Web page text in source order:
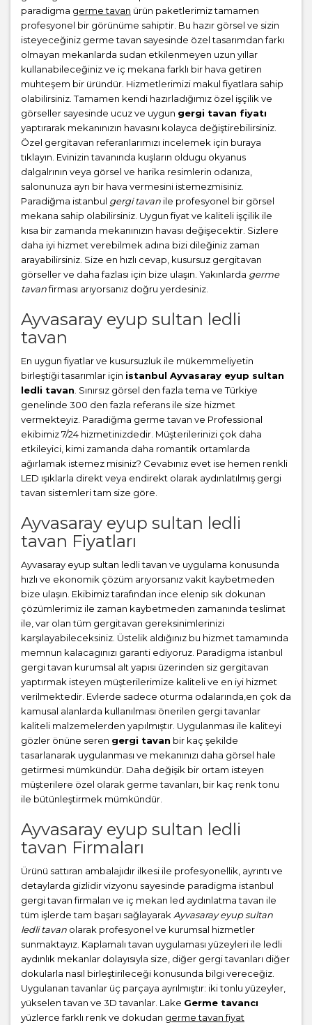
paradigma germe tavan ürün paketlerimiz tamamen
profesyonel bir görünüme sahiptir. Bu hazır görsel ve sizin
isteyeceğiniz germe tavan sayesinde özel tasarımdan farkı
olmayan mekanlarda sudan etkilenmeyen uzun yıllar
kullanabileceğiniz ve iç mekana farklı bir hava getiren
muhteşem bir üründür. Hizmetlerimizi makul fiyatlara sahip
olabilirsiniz. Tamamen kendi hazırladığımız özel işçilik ve
görseller sayesinde ucuz ve uygun gergi tavan fiyatı
yaptırarak mekanınızın havasını kolayca değiştirebilirsiniz.
Özel gergitavan referanlarımızı incelemek için buraya
tıklayın. Evinizin tavanında kuşların oldugu okyanus
dalgalrının veya görsel ve harika resimlerin odanıza,
salonunuza ayrı bir hava vermesini istemezmisiniz.
Paradiğma istanbul gergi tavan ile profesyonel bir görsel
mekana sahip olabilirsiniz. Uygun fiyat ve kaliteli işçilik ile
kısa bir zamanda mekanınızın havası değişecektir. Sizlere
daha iyi hizmet verebilmek adına bizi dileğiniz zaman
arayabilirsiniz. Size en hızlı cevap, kusursuz gergitavan
görseller ve daha fazlası için bize ulaşın. Yakınlarda germe
tavanfirması arıyorsanız doğru yerdesiniz.
Ayvasaray eyup sultan ledli
tavan
En uygun fiyatlar ve kusursuzluk ile mükemmeliyetin
birleştiği tasarımlar için istanbul Ayvasaray eyup sultan
ledli tavan . Sınırsız görsel den fazla tema ve Türkiye
genelinde 300 den fazla referans ile size hizmet
vermekteyiz. Paradiğma germe tavan ve Professional
ekibimiz 7/24 hizmetinizdedir. Müşterilerinizi çok daha
etkileyici, kimi zamanda daha romantik ortamlarda
ağırlamak istemez misiniz? Cevabınız evet ise hemen renkli
LED ışıklarla direkt veya endirekt olarak aydınlatılmış gergi
tavan sistemleri tam size göre.
Ayvasaray eyup sultan ledli
tavan Fiyatları
Ayvasaray eyup sultan ledli tavan ve uygulama konusunda
hızlı ve ekonomik çözüm arıyorsanız vakit kaybetmeden
bize ulaşın. Ekibimiz tarafından ince elenip sık dokunan
çözümlerimiz ile zaman kaybetmeden zamanında teslimat
ile, var olan tüm gergitavan gereksinimlerinizi
karşılayabileceksiniz. Üstelik aldığınız bu hizmet tamamında
memnun kalacagınızı garanti ediyoruz. Paradigma istanbul
gergi tavan kurumsal alt yapısı üzerinden siz gergitavan
yaptırmak isteyen müşterilerimize kaliteli ve en iyi hizmet
verilmektedir. Evlerde sadece oturma odalarında,en çok da
kamusal alanlarda kullanılması önerilen gergi tavanlar
kaliteli malzemelerden yapılmıştır. Uygulanması ile kaliteyi
gözler önüne seren gergi tavan bir kaç şekilde
tasarlanarak uygulanması ve mekanınızı daha görsel hale
getirmesi mümkündür. Daha değişik bir ortam isteyen
müşterilere özel olarak germe tavanları, bir kaç renk tonu
ile bütünleştirmek mümkündür.
Ayvasaray eyup sultan ledli
tavan Firmaları
Ürünü sattıran ambalajıdır ilkesi ile profesyonellik, ayrıntı ve
detaylarda gizlidir vizyonu sayesinde paradigma istanbul
gergi tavan firmaları ve iç mekan led aydınlatma tavan ile
tüm işlerde tam başarı sağlayarak Ayvasaray eyup sultan
ledli tavan olarak profesyonel ve kurumsal hizmetler
sunmaktayız. Kaplamalı tavan uygulaması yüzeyleri ile ledli
aydınlık mekanlar dolayısıyla size, diğer gergi tavanları diğer
dokularla nasıl birleştirileceği konusunda bilgi vereceğiz.
Uygulanan tavanlar üç parçaya ayrılmıştır: iki tonlu yüzeyler,
yükselen tavan ve 3D tavanlar. Lake Germe tavancı
yüzlerce farklı renk ve dokudan germe tavan fiyat